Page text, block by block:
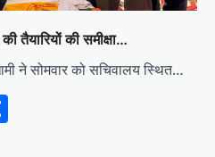
तैयारियों की समीक्षा…
ने सोमवार को सचिवालय स्थित…